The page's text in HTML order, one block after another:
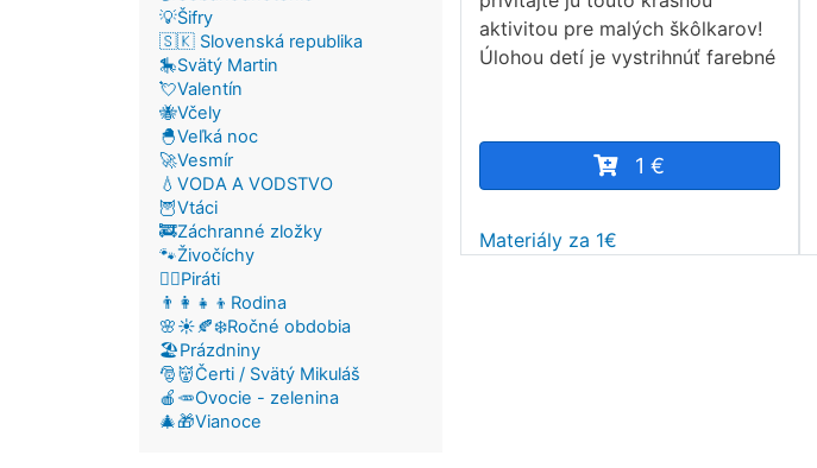
aktivitou pre malých škôlkarov!
Úlohou detí je vystrihnúť farebné
1 €
Materiály za 1€
💡Šifry
🇸🇰 Slovenská republika
🎠Svätý Martin
💘Valentín
🐝Včely
🐣Veľká noc
🚀Vesmír
💧VODA A VODSTVO
🦉Vtáci
🚒Záchranné zložky
🐾Živočíchy
🏴‍☠️Piráti
👨‍👩‍👧‍👦Rodina
🌸☀️🍂❄️Ročné obdobia
🏖️Prázdniny
🎅👹Čerti / Svätý Mikuláš
🍎🥕Ovocie - zelenina
🎄🎁Vianoce